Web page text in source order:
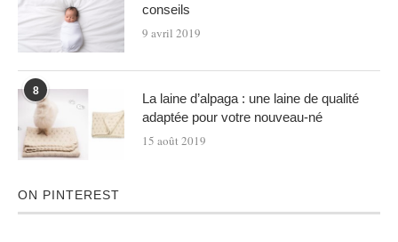
conseils
9 avril 2019
8
La laine d’alpaga : une laine de qualité
adaptée pour votre nouveau-né
15 août 2019
ON PINTEREST